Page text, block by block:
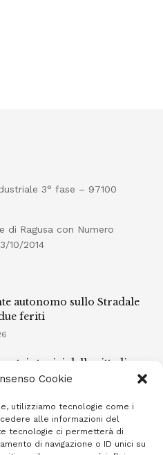
Cookie
utilizziamo tecnologie come i
alle informazioni del
tecnologie ci permetterà di
di navigazione o ID unici su
3° fase – 97100
di Ragusa con Numero
10/2014
autonomo sullo Stradale
feriti
storici delle cittadine
iblea, 23 stranieri espulsi
la scomparsa di Giuseppe